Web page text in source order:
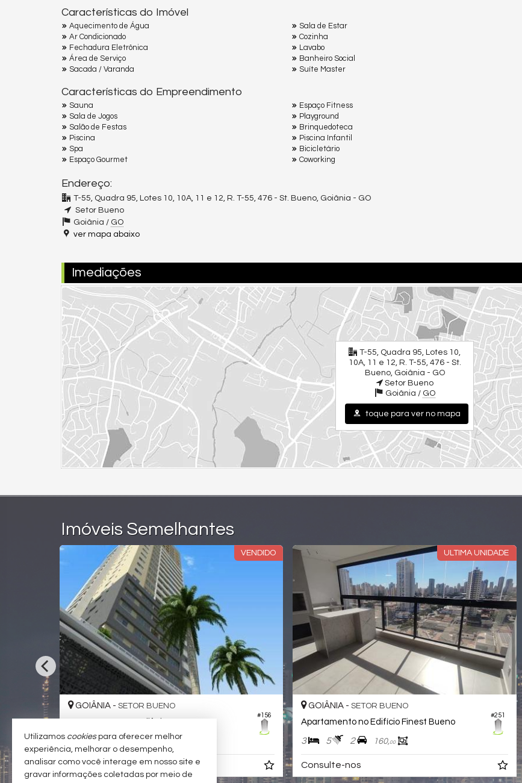
Características do Imóvel
Aquecimento de Água
Ar Condicionado
Fechadura Eletrônica
Área de Serviço
Sacada / Varanda
Sala de Estar
Cozinha
Lavabo
Banheiro Social
Suíte Master
Características do Empreendimento
Sauna
Sala de Jogos
Salão de Festas
Piscina
Spa
Espaço Gourmet
Espaço Fitness
Playground
Brinquedoteca
Piscina Infantil
Bicicletário
Coworking
Endereço:
T-55, Quadra 95, Lotes 10, 10A, 11 e 12, R. T-55, 476 - St. Bueno, Goiânia - GO
Setor Bueno
Goiânia / GO
ver mapa abaixo
Imediações
T-55, Quadra 95, Lotes 10,
10A, 11 e 12, R. T-55, 476 - St.
Bueno, Goiânia - GO
Setor Bueno
Goiânia / GO
toque para ver no mapa
Imóveis Semelhantes
#553
ULTIMAS UNIDADES
#355
GOIÂNIA -SETOR BUENO
3 3 2 97,
R$ 701.100,00
PRONTO PARA MORAR
#381
GOIÂNIA -SETOR BUENO
Apartamento no Edifício Bueno Park
3 2 126,
R$ 1.216.000,
Utilizamos cookiespara oferecer melhor
experiência, melhorar o desempenho,
analisar como você interage em nosso site e
gravar informações coletadas por meio de